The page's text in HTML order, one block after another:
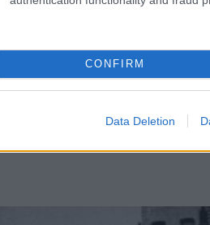
CONFIRM
Data Deletion
egy megfigyelőballon